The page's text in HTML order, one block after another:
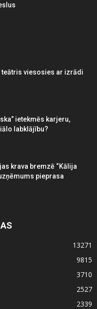
viesosies ar izrādi
ietekmēs karjeru,
labklājību?
krava bremzē “Kālija
pieprasa
13271
9815
3710
2527
2339